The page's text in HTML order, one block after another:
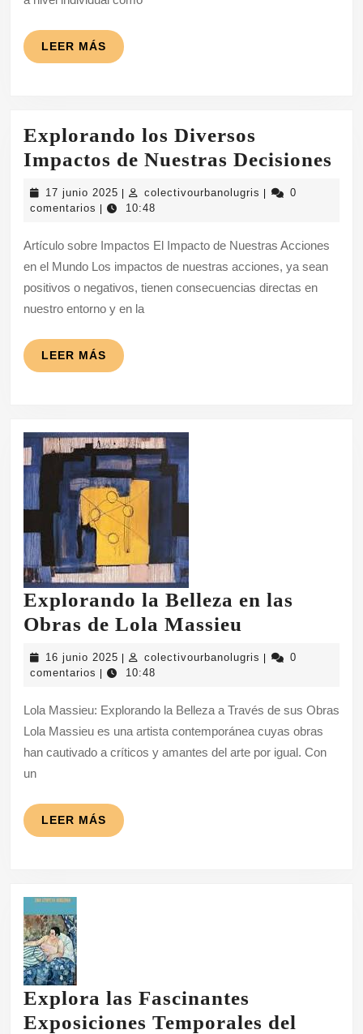
LEER MÁS LEER
MÁS
Explorando los Diversos
Impactos de Nuestras Decisiones
17 junio 2025 17
junio
| colectivourbanolugris |
0
comentarios | 10:48
Artículo sobre Impactos El Impacto de Nuestras Acciones
en el Mundo Los impactos de nuestras acciones, ya sean
positivos o negativos, tienen consecuencias directas en
nuestro entorno y en la
LEER MÁS LEER
MÁS
Explorando la Belleza en las
Obras de Lola Massieu
la
las
Obras
16 junio 2025 16
junio
| colectivourbanolugris |
0
comentarios | 10:48
Lola Massieu: Explorando la Belleza a Través de sus Obras
Lola Massieu es una artista contemporánea cuyas obras
han cautivado a críticos y amantes del arte por igual. Con
un
LEER MÁS LEER
MÁS
Explora las Fascinantes
Exposiciones Temporales del